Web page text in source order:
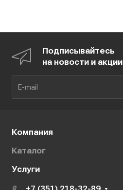
Подписывайтесь
на новости и акции
Компания
Каталог
Услуги